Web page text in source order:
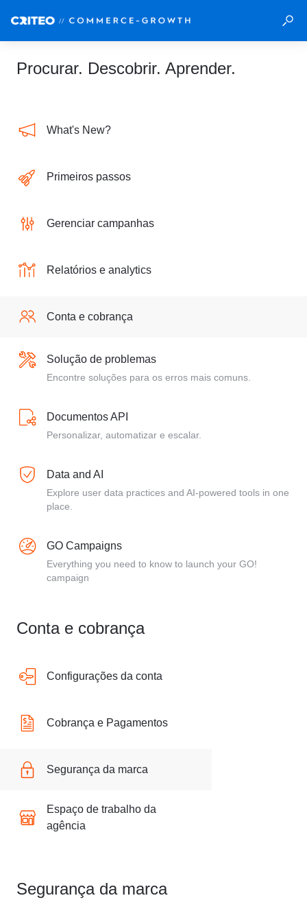
Procurar. Descobrir. Aprender.
What's New?
Primeiros passos
Gerenciar campanhas
Relatórios e analytics
Conta e cobrança
Solução de problemas
Encontre soluções para os erros mais comuns.
Documentos API
Personalizar, automatizar e escalar.
Data and AI
Explore user data practices and AI-powered tools in one
place.
GO Campaigns
Everything you need to know to launch your GO!
campaign
Conta e cobrança
Configurações da conta
Cobrança e Pagamentos
Segurança da marca
Espaço de trabalho da
agência
Segurança da marca